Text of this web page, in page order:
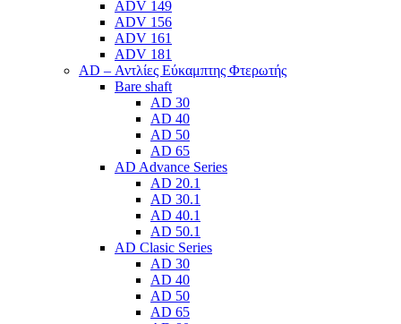
ADV 149
ADV 156
ADV 161
ADV 181
AD – Αντλίες Εύκαμπτης Φτερωτής
Bare shaft
AD 30
AD 40
AD 50
AD 65
AD Advance Series
AD 20.1
AD 30.1
AD 40.1
AD 50.1
AD Clasic Series
AD 30
AD 40
AD 50
AD 65